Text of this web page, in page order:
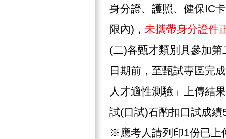
身分證、護照、健保IC
限內)， 未攜帶身分證件
(二)各甄才類別具參加
日期前，至甄試專區完
人才適性測驗」上傳結
試(口試)石酌扣口試成
※應考人請列印1份已上